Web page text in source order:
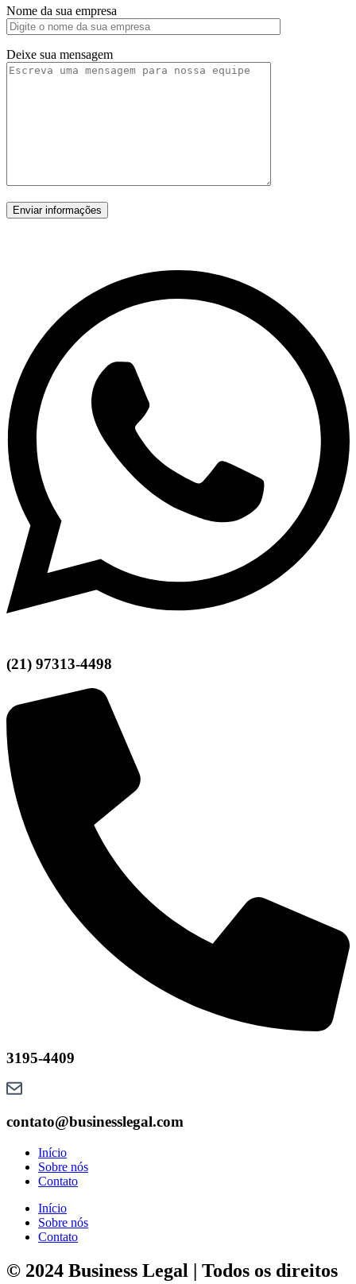
Nome da sua empresa
Deixe sua mensagem
(21) 97313-4498
3195-4409
contato@businesslegal.com
Início
Sobre nós
Contato
Início
Sobre nós
Contato
© 2024 Business Legal | Todos os direitos